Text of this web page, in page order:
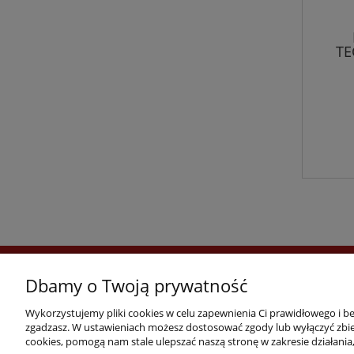
FOLDA plus Sp. z o.o.
Dbamy o Twoją prywatność
Wykorzystujemy pliki cookies w celu zapewnienia Ci prawidłowego i
zgadzasz. W ustawieniach możesz dostosować zgody lub wyłączyć
cookies, pomogą nam stale ulepszać naszą stronę w zakresie